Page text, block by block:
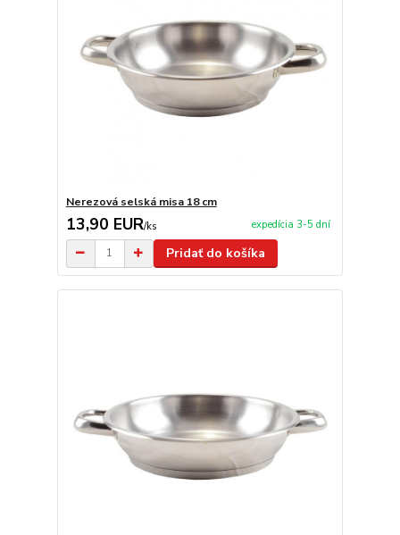
Nerezová selská misa 18 cm
13,90 EUR/ks expedícia 3-5 dní
Pridať do košíka